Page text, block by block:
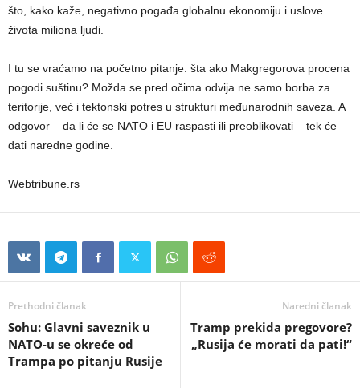
što, kako kaže, negativno pogađa globalnu ekonomiju i uslove
života miliona ljudi.
I tu se vraćamo na početno pitanje: šta ako Makgregorova procena
pogodi suštinu? Možda se pred očima odvija ne samo borba za
teritorije, već i tektonski potres u strukturi međunarodnih saveza. A
odgovor – da li će se NATO i EU raspasti ili preoblikovati – tek će
dati naredne godine.
Webtribune.rs
Prethodni članak
Sohu: Glavni saveznik u
NATO-u se okreće od
Trampa po pitanju Rusije
Naredni članak
Tramp prekida pregovore?
„Rusija će morati da pati!“